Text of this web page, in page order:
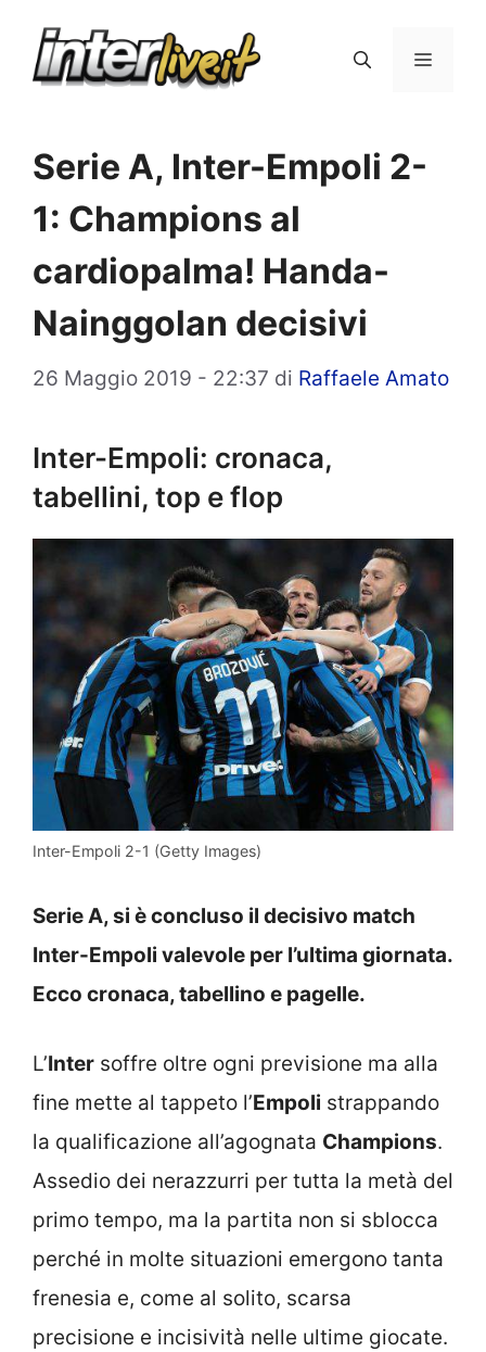
Menu
Serie A, Inter-Empoli 2-
1: Champions al
cardiopalma! Handa-
Nainggolan decisivi
26 Maggio 2019 - 22:37 di Raffaele Amato
Inter-Empoli: cronaca,
tabellini, top e flop
Inter-Empoli 2-1 (Getty Images)
Serie A, si è concluso il decisivo match
Inter-Empoli valevole per l’ultima giornata.
Ecco cronaca, tabellino e pagelle.
L’Inter soffre oltre ogni previsione ma alla
fine mette al tappeto l’Empoli strappando
la qualificazione all’agognata Champions.
Assedio dei nerazzurri per tutta la metà del
primo tempo, ma la partita non si sblocca
perché in molte situazioni emergono tanta
frenesia e, come al solito, scarsa
precisione e incisività nelle ultime giocate.